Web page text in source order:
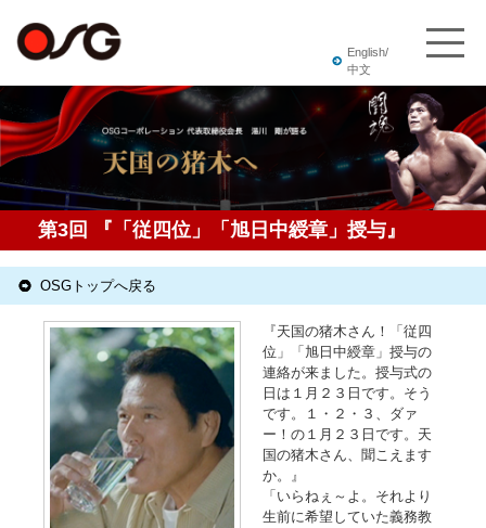
English/
中文
第3回 『「従四位」「旭日中綬章」授与』
OSGトップへ戻る
『天国の猪木さん！「従四
位」「旭日中綬章」授与の
連絡が来ました。授与式の
日は１月２３日です。そう
です。１・２・３、ダァ
ー！の１月２３日です。天
国の猪木さん、聞こえます
か。』
「いらねぇ～よ。それより
生前に希望していた義務教